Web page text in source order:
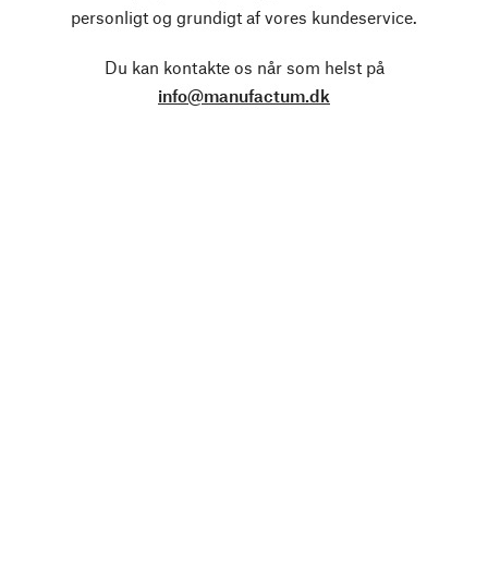
personligt og grundigt af vores kundeservice.
Du kan kontakte os når som helst på
info@manufactum.dk